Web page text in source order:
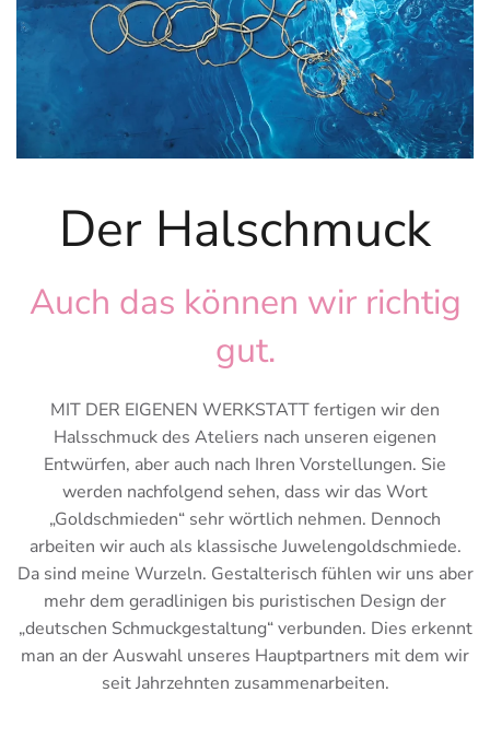
Der Halschmuck
Auch das können wir richtig
gut.
MIT DER EIGENEN WERKSTATT fertigen wir den
Halsschmuck des Ateliers nach unseren eigenen
Entwürfen, aber auch nach Ihren Vorstellungen. Sie
werden nachfolgend sehen, dass wir das Wort
„Goldschmieden“ sehr wörtlich nehmen. Dennoch
arbeiten wir auch als klassische Juwelengoldschmiede.
Da sind meine Wurzeln. Gestalterisch fühlen wir uns aber
mehr dem geradlinigen bis puristischen Design der
„deutschen Schmuckgestaltung“ verbunden. Dies erkennt
man an der Auswahl unseres Hauptpartners mit dem wir
seit Jahrzehnten zusammenarbeiten.